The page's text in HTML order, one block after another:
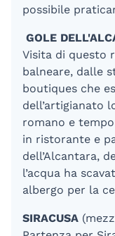
possibile
GOLE
Visita di questo
balneare, dalle
boutiques che
dell’artigianato
romano e
in ristorante e
dell’Alcantara,
l’acqua ha
albergo per la
SIRACUSA